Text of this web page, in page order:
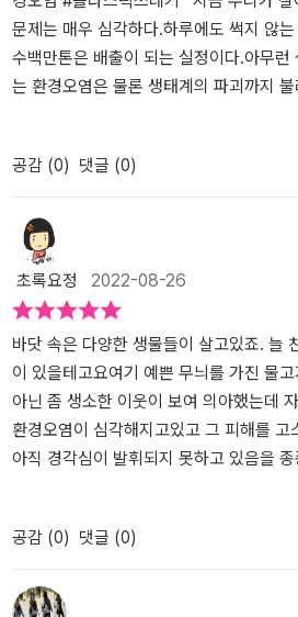
야 한다. 지금 이렇게 포기하면 우리로 인
인해 목숨을 위협받는 바다 생물이 더 늘
자연과 함께 살아가는 우리. 지구의 수많
론이고 우리의 삶도 지키는 방법이기 때
제공받아 솔직하게 작성된 후기입니다.
두들 이상한 모습을 하고 있죠.😀 마스크
디에? 여기있다😀 사람들이 버린 쓰레기
돼! 쓰레기통에 버려야해아이도 마지막
다. 다시 표지로 돌아가서 이상한 물고기
문했더니 플라스틱 이었다고 답하더라구
기를 보면서 아이도 깨달은 것이 많은 거
부로 버리지 않기로 다짐했답니다.[출판
본인의 주관적인 견해에 의하여 작성함]
문제는 매우 심각하다.하루에도 썩지 않
수백만톤은 배출이 되는 실정이다.아무런
는 환경오염은 물론 생태계의 파괴까지
책이다. 표지가 말해주는 그림은 이 책이
지를 대변해준다. 이 책이 말하는 이상한
다란 플라스틱 페트병이다. 저자는 이 플
경오염이 심각한지를 아주 위트있게 보여
를 책의 뒷장에서 말해 준다.저자는 둘째 아
라는 타큐멘터리 시리즈를 보다가 타큐멘
라스틱 쓰레게를 보고는 무척이나 놀랐다
살이던 아들은 플라스틱과 물고기를 전혀
다. 바다에사는 생물들도 이 플라스틱과
드는 것을 보고거기에 착안하여 이 책이
고맙기도 하지만 한편으로는 안스럽기
들과 헤엄을 치다가 자신들과는 다르게
는 ^^꼬마 물고기와 전혀 교감을 못할 것
결에 흔들리는 모습을 보고대화가 가능해
에 웃음이 넘쳐나게 한다.작가는 작가다.
래가 그 안에 있는 것 같다. 꼬마 물고기
공감 (0) 댓글 (0)
초록요정 2022-08-26
바닷 속은 다양한 생물들이 살고있죠. 늘
이 있을테고요여기 예쁜 무늬를 가진 물
아닌 좀 생소한 이웃이 보여 의아했는데
환경오염이 심각해지고있고 그 피해를 고
아직 경각심이 발휘되지 못하고 있음을
람에게 의존해서 지구의 환경 문제가 사
쁜 물고기는 패트병이 무엇인지 모르고 이
기 무리밑도 살피고해초사이도 돌무더기
지못할수 밖에요​플라스특병의 이웃을 찾
공감 (0) 댓글 (0)